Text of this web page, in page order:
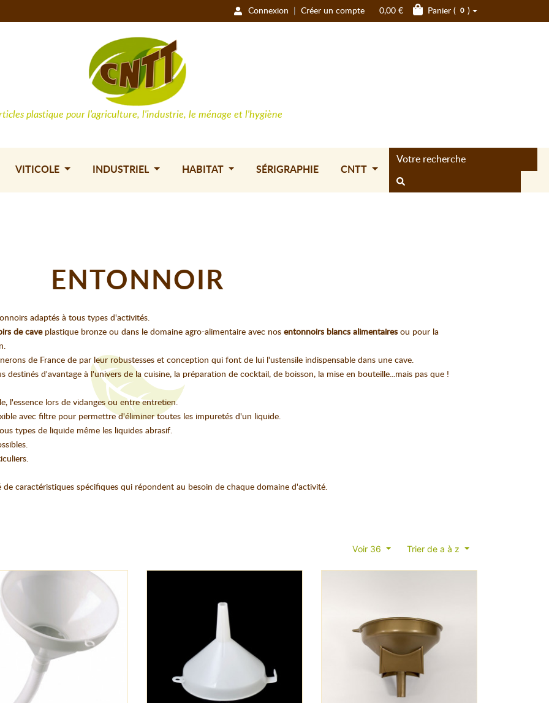
Connexion Créer un compte 0,00 € Panier ( 0 )
plastique pour l'agriculture, l'industrie, le ménage et l'hygiène
VITICOLE INDUSTRIEL HABITAT SÉRIGRAPHIE CNTT
ENTONNOIR
adaptés à tous types d'activités.
de caveplastique bronze ou dans le domaine agro-alimentaire avec nos entonnoirs blancs alimentaires ou pour la
de France de par leur robustesses et conception qui font de lui l'ustensile indispensable dans une cave.
d'avantage à l'univers de la cuisine, la préparation de cocktail, de boisson, la mise en bouteille...mais pas que !
l'essence lors de vidanges ou entre entretien.
avec filtre pour permettre d'éliminer toutes les impuretés d'un liquide.
types de liquide même les liquides abrasif.
caractéristiques spécifiques qui répondent au besoin de chaque domaine d'activité.
Voir 36 Trier de a à z